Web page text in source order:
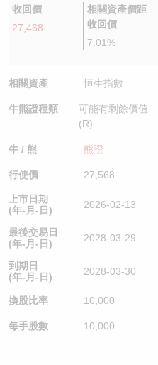
收回價
27,468
相關資產價距
收回價
7.01%
相關資產 恒生指數
牛熊證種類
可能有剩餘價值
(R)
牛 / 熊 熊證
行使價 27,568
上市日期
(年-月-日)
2026-02-13
最後交易日
(年-月-日)
2028-03-29
到期日
(年-月-日)
2028-03-30
換股比率 10,000
每手股數 10,000
牛熊證文件及公告